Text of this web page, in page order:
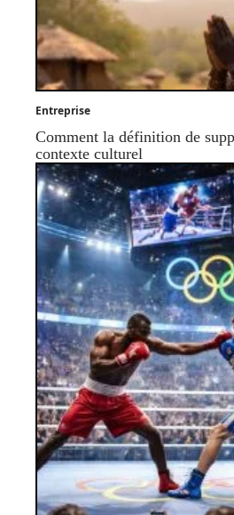
Entreprise
Comment la définition de
contexte culturel